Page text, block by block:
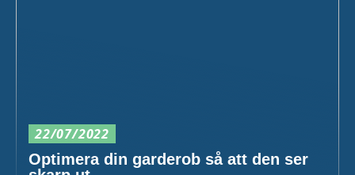
22/07/2022
Optimera din garderob så att den ser